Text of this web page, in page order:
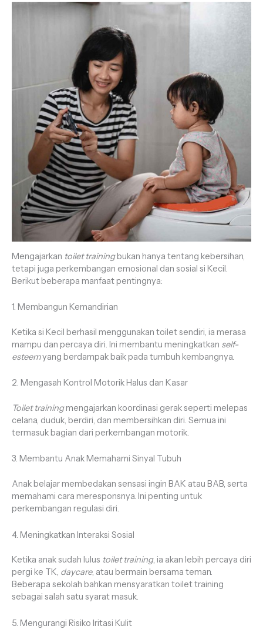
Mengajarkan toilet trainingbukan hanya tentang kebersihan,
tetapi juga perkembangan emosional dan sosial si Kecil.
Berikut beberapa manfaat pentingnya:
1. Membangun Kemandirian
Ketika si Kecil berhasil menggunakan toilet sendiri, ia merasa
mampu dan percaya diri. Ini membantu meningkatkan self-
esteemyang berdampak baik pada tumbuh kembangnya.
2. Mengasah Kontrol Motorik Halus dan Kasar
Toilet trainingmengajarkan koordinasi gerak seperti melepas
celana, duduk, berdiri, dan membersihkan diri. Semua ini
termasuk bagian dari perkembangan motorik.
3. Membantu Anak Memahami Sinyal Tubuh
Anak belajar membedakan sensasi ingin BAK atau BAB, serta
memahami cara meresponsnya. Ini penting untuk
perkembangan regulasi diri.
4. Meningkatkan Interaksi Sosial
Ketika anak sudah lulus toilet training, ia akan lebih percaya diri
pergi ke TK, daycare, atau bermain bersama teman.
Beberapa sekolah bahkan mensyaratkan toilet training
sebagai salah satu syarat masuk.
5. Mengurangi Risiko Iritasi Kulit